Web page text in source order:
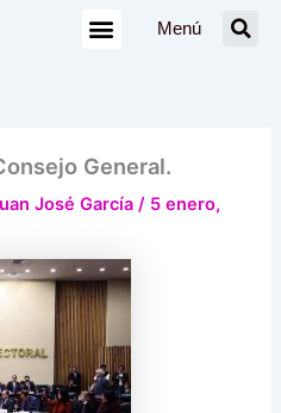
Menú
General.
José García/ 5 enero,